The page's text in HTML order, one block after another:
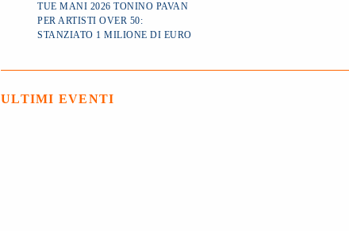
TUE MANI 2026 TONINO PAVAN
PER ARTISTI OVER 50:
STANZIATO 1 MILIONE DI EURO
ULTIMI EVENTI